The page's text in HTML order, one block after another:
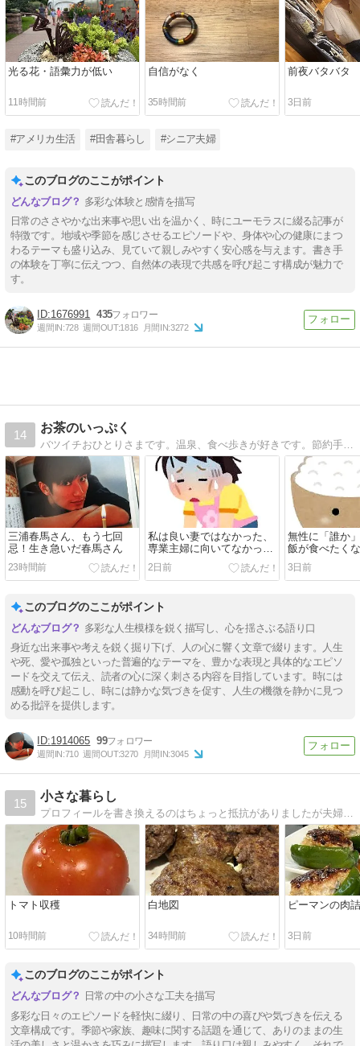
光る花・語彙力が低い
11時間前
自信がなく
35時間前
前夜バタバタ
3日前
#アメリカ生活 #田舎暮らし #シニア夫婦
このブログのここがポイント
多彩な体験と感情を描写
日常のささやかな出来事や思い出を温かく、時にユーモラスに綴る記事が
特徴です。地域や季節を感じさせるエピソードや、身体や心の健康にまつ
わるテーマも盛り込み、見ていて親しみやすく安心感を与えます。書き手
の体験を丁寧に伝えつつ、自然体の表現で共感を呼び起こす構成が魅力で
す。
1676991 435
週間IN:728 週間OUT:1816 月間IN:3272
14
お茶のいっぷく
バツイチおひとりさまです。温泉、食べ歩きが好きです。節約手抜き料理などいろいろブログです
三浦春馬さん、もう七回
忌！生き急いだ春馬さん
23時間前
私は良い妻ではなかった、
専業主婦に向いてなかった
理由
2日前
無性に「誰か
飯が食べたく
お供
3日前
このブログのここがポイント
多彩な人生模様を鋭く描写し、心を揺さぶる語り口
身近な出来事や考えを鋭く掘り下げ、人の心に響く文章で綴ります。人生
や死、愛や孤独といった普遍的なテーマを、豊かな表現と具体的なエピソ
ードを交えて伝え、読者の心に深く刺さる内容を目指しています。時には
感動を呼び起こし、時には静かな気づきを促す、人生の機微を静かに見つ
める批評を提供します。
1914065 99
週間IN:710 週間OUT:3270 月間IN:3045
15
小さな暮らし
プロフィールを書き換えるのはちょっと抵抗がありましたが夫婦二人暮らしになりました。心の中ではくるみやクッキーの姿が鮮明に浮かびます。寂しくなりましたがこれまで飼ったペットたちが見てくれているはず。心配されないように元気に過ごします。
トマト収穫
10時間前
白地図
34時間前
ピーマンの肉
3日前
このブログのここがポイント
日常の中の小さな工夫を描写
多彩な日々のエピソードを軽快に綴り、日常の中の喜びや気づきを伝える
文章構成です。季節や家族、趣味に関する話題を通じて、ありのままの生